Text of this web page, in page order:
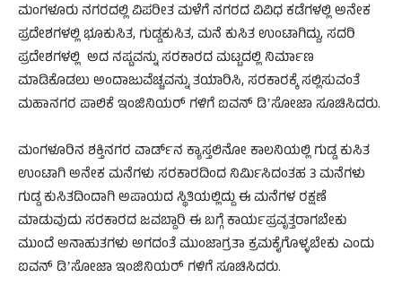
ಮಂಗಳೂರು ನಗರದಲ್ಲಿ ವಿಪರೀತ ಮಳೆಗೆ ನಗರದ ವಿವಿಧ ಕಡೆಗಳಲ್ಲಿ ಅನೇಕ
ಪ್ರದೇಶಗಳಲ್ಲಿ ಭೂಕುಸಿತ, ಗುಡ್ಡಕುಸಿತ, ಮನೆ ಕುಸಿತ ಉಂಟಾಗಿದ್ದು, ಸದರಿ
ಪ್ರದೇಶಗಳಲ್ಲಿ ಅದ ನಷ್ಟವನ್ನು ಸರಕಾರದ ಮಟ್ಟದಲ್ಲಿ ನಿರ್ಮಾಣ
ಮಾಡಿಕೊಡಲು ಅಂದಾಜುವೆಚ್ಚವನ್ನು ತಯಾರಿಸಿ, ಸರಕಾರಕ್ಕೆ ಸಲ್ಲಿಸುವಂತೆ
ಮಹಾನಗರ ಪಾಲಿಕೆ ಇಂಜಿನಿಯರ್‌ ಗಳಿಗೆ ಐವನ್‌ ಡಿʼಸೋಜಾ ಸೂಚಿಸಿದರು.
ಮಂಗಳೂರಿನ ಶಕ್ತಿನಗರ ವಾರ್ಡ್‌ನ ಕ್ಯಾಸ್ತಲಿನೋ ಕಾಲನಿಯಲ್ಲಿ ಗುಡ್ಡ ಕುಸಿತ
ಉಂಟಾಗಿ ಅನೇಕ ಮನೆಗಳು ಸರಕಾರದಿಂದ ನಿರ್ಮಿಸಿದಂತಹ 3 ಮನೆಗಳು
ಗುಡ್ಡ ಕುಸಿತದಿಂದಾಗಿ ಅಪಾಯದ ಸ್ಥಿತಿಯಲ್ಲಿದ್ದು ಈ ಮನೆಗಳ ರಕ್ಷಣೆ
ಮಾಡುವುದು ಸರಕಾರದ ಜವಬ್ದಾರಿ ಈ ಬಗ್ಗೆ ಕಾರ್ಯಪ್ರವೃತ್ತರಾಗಬೇಕು
ಮುಂದೆ ಅನಾಹುತಗಳು ಅಗದಂತೆ ಮುಂಜಾಗ್ರತಾ ಕ್ರಮಕೈಗೊಳ್ಳಬೇಕು ಎಂದು
ಐವನ್‌ ಡಿʼಸೋಜಾ ಇಂಜಿನಿಯರ್‌ ಗಳಿಗೆ ಸೂಚಿಸಿದರು.